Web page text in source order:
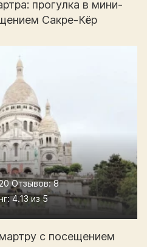
прогулка в мини-
Сакре-Кёр
Цена: € 20 Отзывов: 8
4.13 из 5
с посещением